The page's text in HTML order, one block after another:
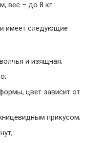
вес – до 8 кг.
имеет следующие
и изящная;
цвет зависит от
прикусом;